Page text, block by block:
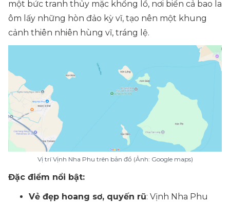
một bức tranh thủy mặc khổng lồ, nơi biển cả bao la
ôm lấy những hòn đảo kỳ vĩ, tạo nên một khung
cảnh thiên nhiên hùng vĩ, tráng lệ.
Vị trí Vịnh Nha Phu trên bản đồ (Ảnh: Google maps)
Đặc điểm nổi bật:
Vẻ đẹp hoang sơ, quyến rũ: Vịnh Nha Phu